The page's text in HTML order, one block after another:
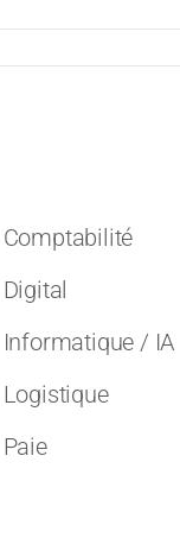
Comptabilité
Digital
Informatique / IA
Logistique
Paie